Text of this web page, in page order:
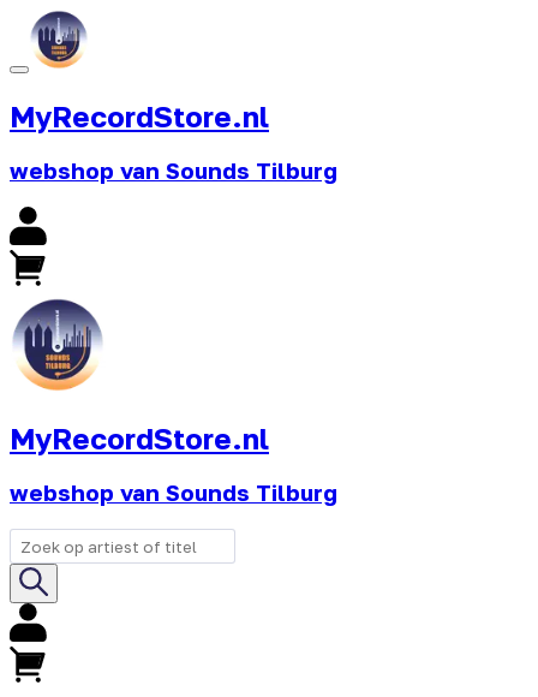
MyRecordStore.nl
webshop van Sounds Tilburg
MyRecordStore.nl
webshop van Sounds Tilburg